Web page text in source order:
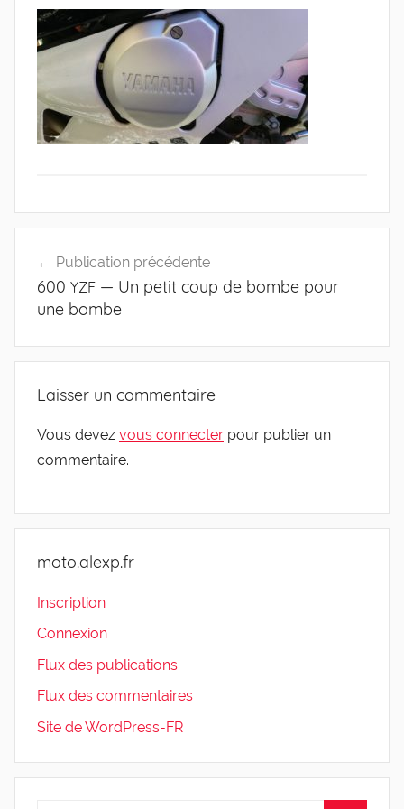
de
l’article
Publication précédente
600 YZF — Un petit coup de bombe pour
une bombe
Laisser un commentaire
Vous devez vous connecter pour publier un
commentaire.
moto.alexp.fr
Inscription
Connexion
Flux des publications
Flux des commentaires
Site de WordPress-FR